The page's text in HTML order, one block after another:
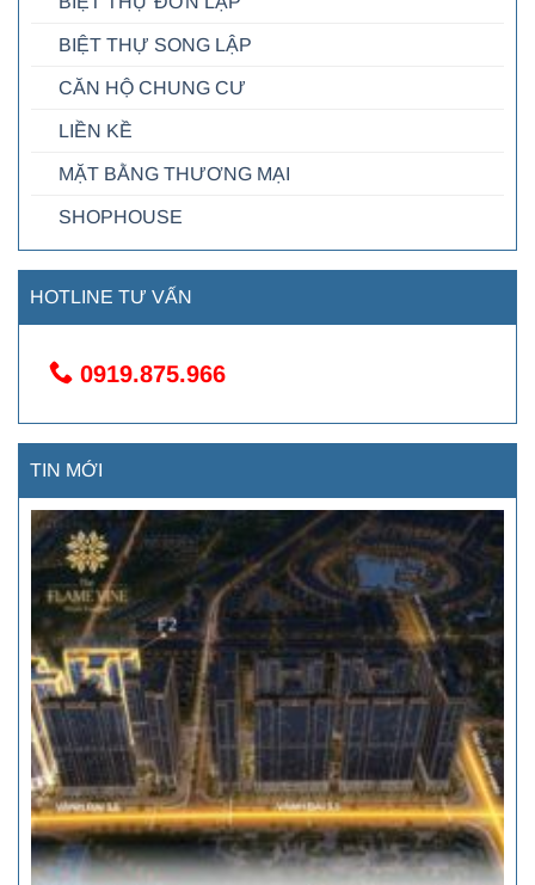
BIỆT THỰ SONG LẬP
CĂN HỘ CHUNG CƯ
LIỀN KỀ
MẶT BẰNG THƯƠNG MẠI
SHOPHOUSE
HOTLINE TƯ VẤN
0919.875.966
TIN MỚI